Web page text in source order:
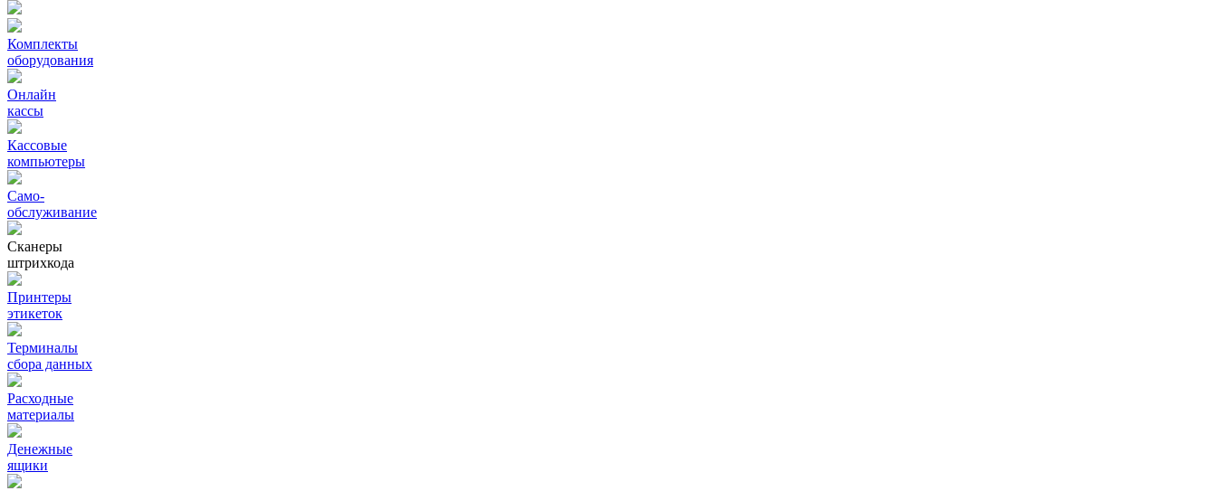
Комплекты
оборудования
Онлайн
кассы
Кассовые
компьютеры
Само-
обслуживание
Сканеры
штрихкода
Принтеры
этикеток
Терминалы
сбора данных
Расходные
материалы
Денежные
ящики